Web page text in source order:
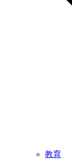
教育